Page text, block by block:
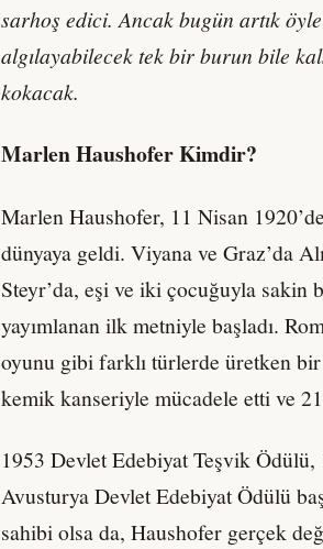
sarhoş edici. Ancak bugün artık
algılayabilecek tek bir burun bile
kokacak.
Marlen Haushofer Kimdir?
Marlen Haushofer, 11 Nisan
dünyaya geldi. Viyana ve Graz’da
Steyr’da, eşi ve iki çocuğuyla sakin
yayımlanan ilk metniyle başladı.
oyunu gibi farklı türlerde üretken
kemik kanseriyle mücadele etti ve
1953 Devlet Edebiyat Teşvik
Avusturya Devlet Edebiyat Ödülü
sahibi olsa da, Haushofer gerçek